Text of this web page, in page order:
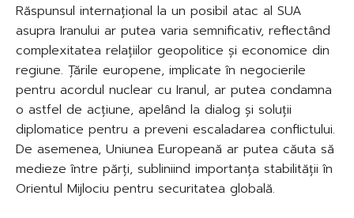
Răspunsul internațional la un posibil atac al SUA
asupra Iranului ar putea varia semnificativ, reflectând
complexitatea relațiilor geopolitice și economice din
regiune. Țările europene, implicate în negocierile
pentru acordul nuclear cu Iranul, ar putea condamna
o astfel de acțiune, apelând la dialog și soluții
diplomatice pentru a preveni escaladarea conflictului.
De asemenea, Uniunea Europeană ar putea căuta să
medieze între părți, subliniind importanța stabilității în
Orientul Mijlociu pentru securitatea globală.